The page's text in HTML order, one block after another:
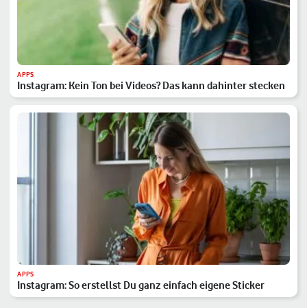
APPS
Instagram: Kein Ton bei Videos? Das kann dahinter stecken
APPS
Instagram: So erstellst Du ganz einfach eigene Sticker